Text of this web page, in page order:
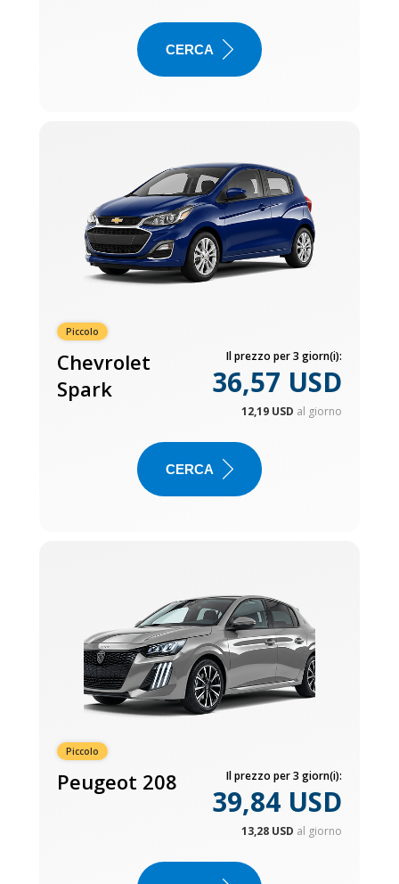
CERCA
Piccolo
Chevrolet
Spark
Il prezzo per 3 giorn(i):
36,57 USD
12,19 USD al giorno
CERCA
Piccolo
Peugeot 208 Il prezzo per 3 giorn(i):
39,84 USD
13,28 USD al giorno